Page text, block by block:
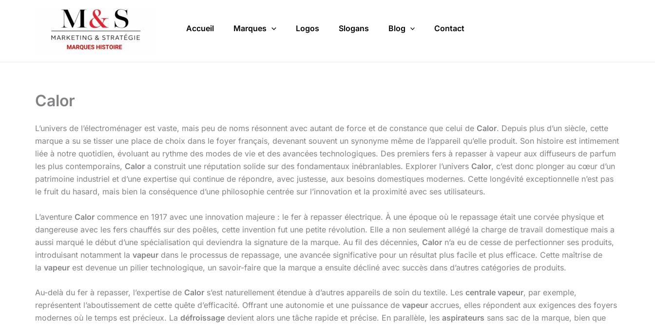
Accueil Marques Logos Slogans Blog Contact
Calor
L’univers de l’électroménager est vaste, mais peu de noms résonnent avec autant de force et de constance que celui de Calor. Depuis plus d’un siècle, cette
marque a su se tisser une place de choix dans le foyer français, devenant souvent un synonyme même de l’appareil qu’elle produit. Son histoire est intimement
liée à notre quotidien, évoluant au rythme des modes de vie et des avancées technologiques. Des premiers fers à repasser à vapeur aux diffuseurs de parfum
les plus contemporains, Calor a construit une réputation solide sur des fondamentaux inébranlables. Explorer l’univers Calor, c’est donc plonger au cœur d’un
patrimoine industriel et d’une expertise qui continue de répondre, avec justesse, aux besoins domestiques modernes. Cette longévité exceptionnelle n’est pas
le fruit du hasard, mais bien la conséquence d’une philosophie centrée sur l’innovation et la proximité avec ses utilisateurs.
L’aventure Calor commence en 1917 avec une innovation majeure : le fer à repasser électrique. À une époque où le repassage était une corvée physique et
dangereuse avec les fers chauffés sur des poêles, cette invention fut une petite révolution. Elle a non seulement allégé la charge de travail domestique mais a
aussi marqué le début d’une spécialisation qui deviendra la signature de la marque. Au fil des décennies, Calor n’a eu de cesse de perfectionner ses produits,
introduisant notamment la vapeur dans le processus de repassage, une avancée significative pour un résultat plus facile et plus efficace. Cette maîtrise de
la vapeur est devenue un pilier technologique, un savoir-faire que la marque a ensuite décliné avec succès dans d’autres catégories de produits.
Au-delà du fer à repasser, l’expertise de Calor s’est naturellement étendue à d’autres appareils de soin du textile. Les centrale vapeur, par exemple,
représentent l’aboutissement de cette quête d’efficacité. Offrant une autonomie et une puissance de vapeur accrues, elles répondent aux exigences des foyers
modernes où le temps est précieux. La défroissage devient alors une tâche rapide et précise. En parallèle, les aspirateurs sans sac de la marque, bien que